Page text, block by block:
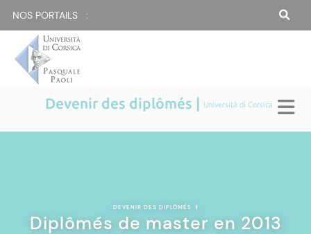
NOS PORTAILS :
Devenir des diplômés | Università di Corsica
DEVENIR DES DIPLÔMÉS |
Diplômés de master en 2013